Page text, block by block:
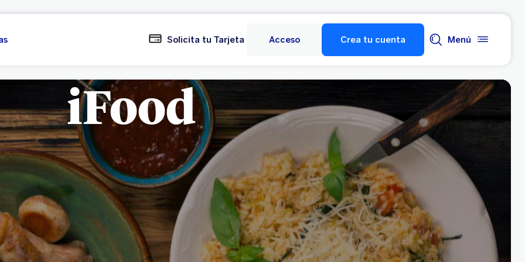
Solicita tu Tarjeta Acceso Crea tu cuenta Menú
iFood